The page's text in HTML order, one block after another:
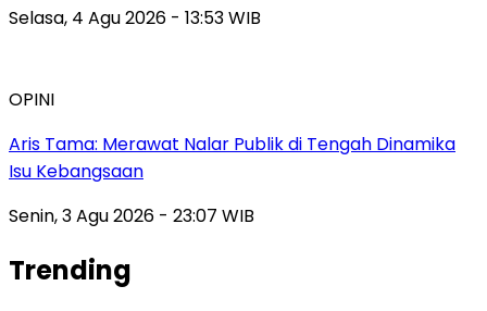
Selasa, 4 Agu 2026 - 13:53 WIB
OPINI
Aris Tama: Merawat Nalar Publik di Tengah Dinamika
Isu Kebangsaan
Senin, 3 Agu 2026 - 23:07 WIB
Trending